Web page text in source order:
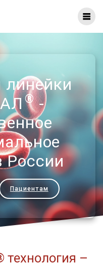
®-
России
Пациентам
–